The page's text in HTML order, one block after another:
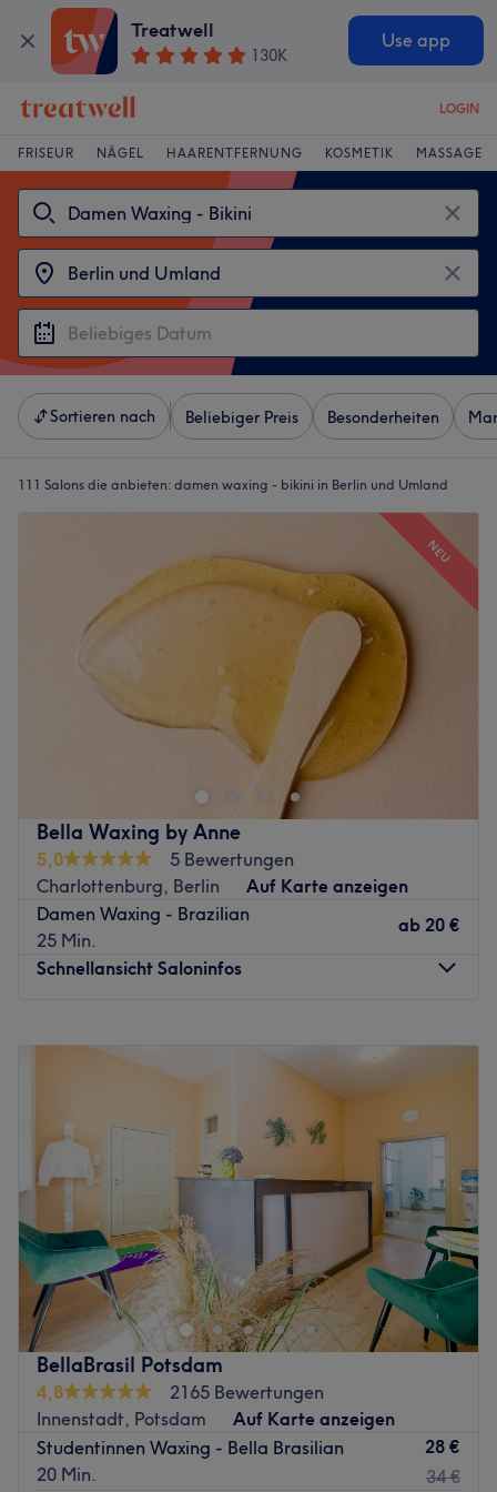
Treatwell
130K
Use app
LOGIN
FRISEUR NÄGEL HAARENTFERNUNG KOSMETIK MASSAGE
Sortieren nach Beliebiger Preis Besonderheiten
111 Salons die anbieten: damen waxing - bikini in Berlin und Umland
NEU
Bella Waxing by Anne
5,0
5 Bewertungen
Charlottenburg, Berlin
Auf Karte anzeigen
Damen Waxing - Brazilian
25 Min.
ab 20 €
Schnellansicht Saloninfos
Dienstag
10:00–20:00
20:00
Freitag
–20:00
Samstag
–18:00
Sonntag
Geschlossen
Im Bella Waxing, deinem Experten für sanfte
Haarentfernung in Berlin, dreht sich alles um samtweiche
Haut und dein persönliches Wohlbefinden. Ob
gründliches Waxing für Damen und Herren oder ein
präzises Augenbrauen- und Wimpernstyling – hier
genießt du professionelle Behandlungen in einer
entspannten Wohlfühlatmosphäre. Das Studio im
beliebten Stadtteil Charlottenburg kombiniert moderne
Techniken mit einer besonders schonenden Arbeitsweise,
damit du dich jederzeit rundum wohl in deiner Haut
BellaBrasil Potsdam
4,8
2165 Bewertungen
Innenstadt, Potsdam
Auf Karte anzeigen
Studentinnen Waxing - Bella Brasilian
20 Min.
28 €
34 €